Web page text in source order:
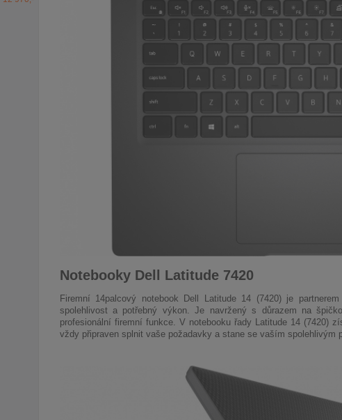
Notebooky Dell Latitude 7420
Firemní 14palcový notebook Dell Latitude 14 (7420) je
spolehlivost a potřebný výkon. Je navržený s důrazem na
profesionální firemní funkce. V notebooku řady Latitude 14 (7420)
vždy připraven splnit vaše požadavky a stane se vaším spolehlivým